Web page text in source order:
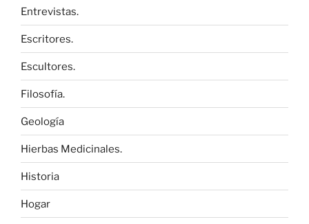
Entrevistas.
Escritores.
Escultores.
Filosofía.
Geología
Hierbas Medicinales.
Historia
Hogar